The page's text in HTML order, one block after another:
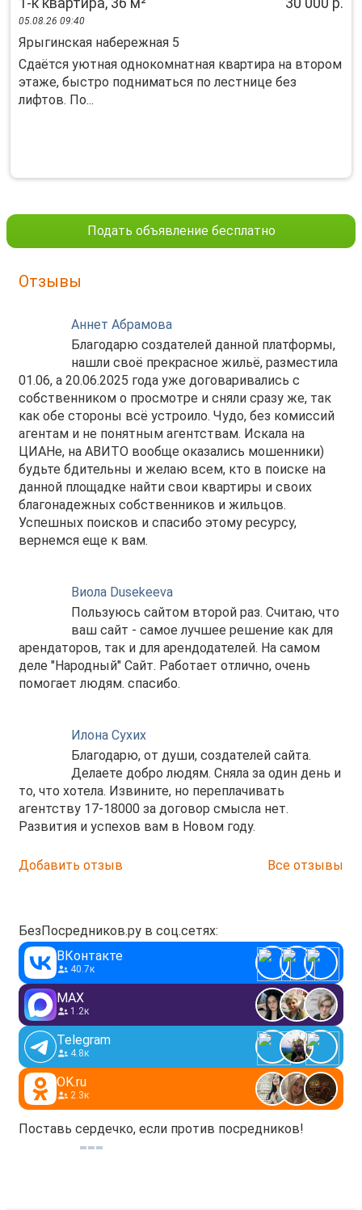
05.08.26 09:40
Ярыгинская набережная 5
Сдаётся уютная однокомнатная квартира на втором
этаже, быстро подниматься по лестнице без
лифтов. По...
Подать объявление бесплатно
Отзывы
Аннет Абрамова
Благодарю создателей данной платформы,
нашли своё прекрасное жильё, разместила
01.06, а 20.06.2025 года уже договаривались с
собственником о просмотре и сняли сразу же, так
как обе стороны всё устроило. Чудо, без комиссий
агентам и не понятным агентствам. Искала на
ЦИАНе, на АВИТО вообще оказались мошенники)
будьте бдительны и желаю всем, кто в поиске на
данной площадке найти свои квартиры и своих
благонадежных собственников и жильцов.
Успешных поисков и спасибо этому ресурсу,
вернемся еще к вам.
Виола Dusekeeva
Пользуюсь сайтом второй раз. Считаю, что
ваш сайт - самое лучшее решение как для
арендаторов, так и для арендодателей. На самом
деле "Народный" Сайт. Работает отлично, очень
помогает людям. спасибо.
Илона Сухих
Благодарю, от души, создателей сайта.
Делаете добро людям. Сняла за один день и
то, что хотела. Извините, но переплачивать
агентству 17-18000 за договор смысла нет.
Развития и успехов вам в Новом году.
Добавить отзыв Все отзывы
БезПосредников.ру в соц.сетях:
ВКонтакте
40.7к
MAX
1.2к
Telegram
4.8к
OK.ru
2.3к
Поставь сердечко, если против посредников!